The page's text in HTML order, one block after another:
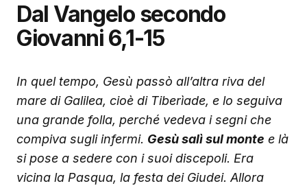
Dal Vangelo secondo
Giovanni 6,1-15
In quel tempo, Gesù passò all’altra riva del
mare di Galilea, cioè di Tiberìade, e lo seguiva
una grande folla, perché vedeva i segni che
compiva sugli infermi. Gesù salì sul monte e là
si pose a sedere con i suoi discepoli. Era
vicina la Pasqua, la festa dei Giudei. Allora